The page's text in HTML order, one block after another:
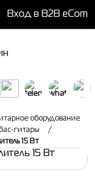
Вход в B2B eCom
оборудование
гитары
/
15 Вт